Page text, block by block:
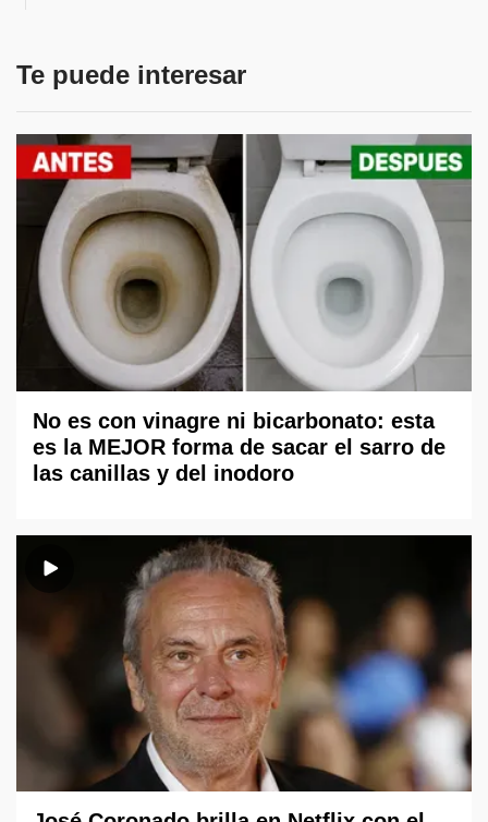
Te puede interesar
No es con vinagre ni bicarbonato: esta
es la MEJOR forma de sacar el sarro de
las canillas y del inodoro